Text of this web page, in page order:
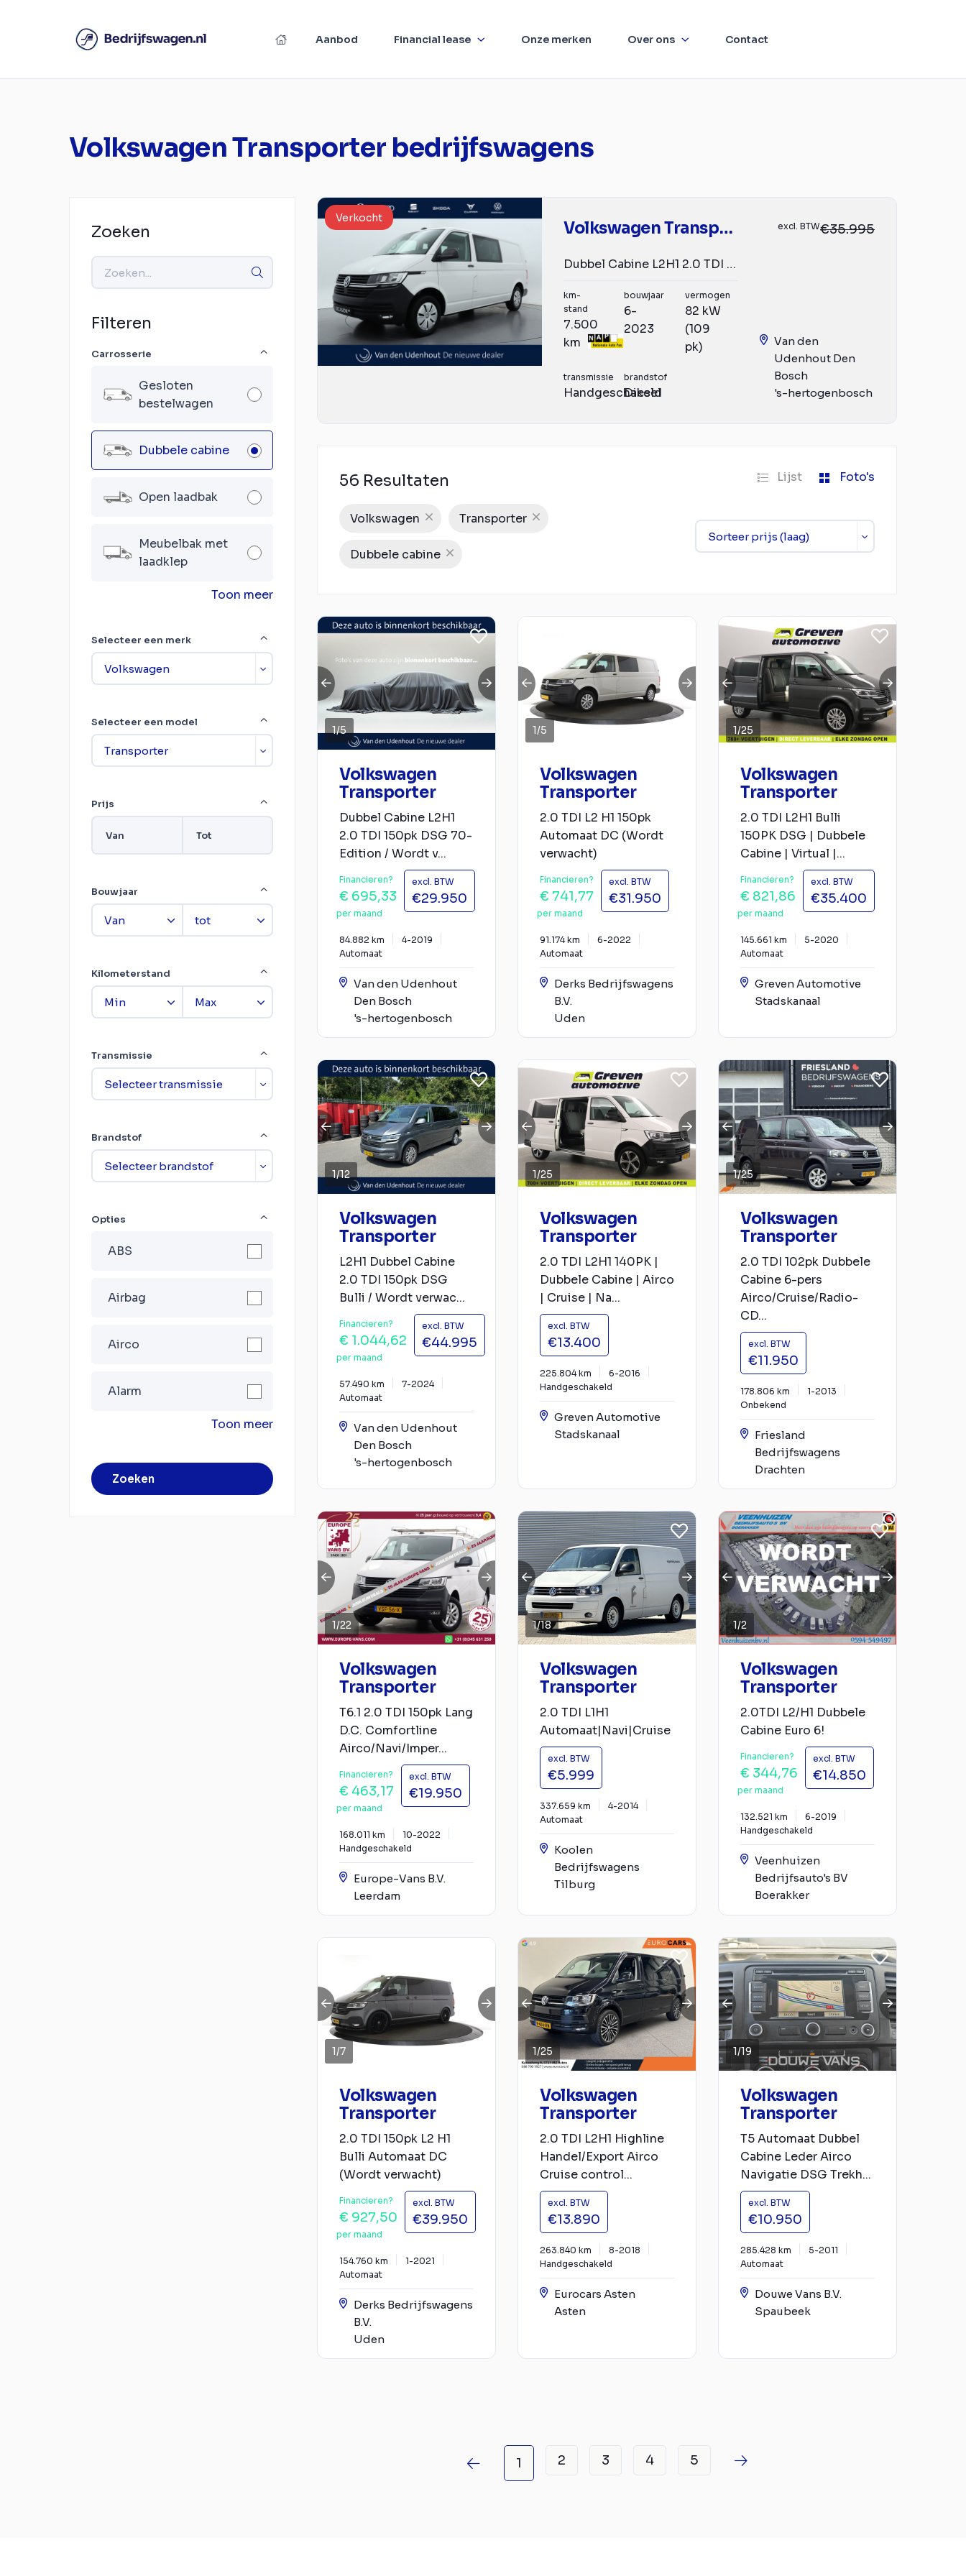
Aanbod Financial lease Onze merken Over ons Contact
Volkswagen Transporter bedrijfswagens
Zoeken
Filteren
Carrosserie
Gesloten
bestelwagen
Dubbele cabine
Open laadbak
Meubelbak met
laadklep
Toon meer
Selecteer een merk
Selecteer een model
Prijs
Van Tot
Bouwjaar
Kilometerstand
Transmissie
Brandstof
Opties
ABS
Airbag
Airco
Alarm
Toon meer
Zoeken
Verkocht
Volkswagen Transporter
Dubbel Cabine L2H1 2.0 TDI 110pk Comfortline /BPM-vrij
excl. BTW€35.995
km-
stand
7.500
km
bouwjaar
6-
2023
vermogen
82 kW
(109
pk)
transmissie
Handgeschakeld
brandstof
Diesel
Van den
Udenhout Den
Bosch
's-hertogenbosch
56 Resultaten Lijst Foto's
Volkswagen Transporter
Dubbele cabine
1/5
Volkswagen
Transporter
Dubbel Cabine L2H1
2.0 TDI 150pk DSG 70-
Edition / Wordt v...
Financieren?
€ 695,33
per maand
excl. BTW
€29.950
84.882 km
4-2019
Automaat
Van den Udenhout
Den Bosch
's-hertogenbosch
1/5
Volkswagen
Transporter
2.0 TDI L2 H1 150pk
Automaat DC (Wordt
verwacht)
Financieren?
€ 741,77
per maand
excl. BTW
€31.950
91.174 km
6-2022
Automaat
Derks Bedrijfswagens
B.V.
Uden
1/25
Volkswagen
Transporter
2.0 TDI L2H1 Bulli
150PK DSG | Dubbele
Cabine | Virtual |...
Financieren?
€ 821,86
per maand
excl. BTW
€35.400
145.661 km
5-2020
Automaat
Greven Automotive
Stadskanaal
1/12
Volkswagen
Transporter
L2H1 Dubbel Cabine
2.0 TDI 150pk DSG
Bulli / Wordt verwac...
Financieren?
€ 1.044,62
per maand
excl. BTW
€44.995
57.490 km
7-2024
Automaat
Van den Udenhout
Den Bosch
's-hertogenbosch
1/25
Volkswagen
Transporter
2.0 TDI L2H1 140PK |
Dubbele Cabine | Airco
| Cruise | Na...
excl. BTW
€13.400
225.804 km
6-2016
Handgeschakeld
Greven Automotive
Stadskanaal
1/25
Volkswagen
Transporter
2.0 TDI 102pk Dubbele
Cabine 6-pers
Airco/Cruise/Radio-
CD...
excl. BTW
€11.950
178.806 km
1-2013
Onbekend
Friesland
Bedrijfswagens
Drachten
1/22
Volkswagen
Transporter
T6.1 2.0 TDI 150pk Lang
D.C. Comfortline
Airco/Navi/Imper...
Financieren?
€ 463,17
per maand
excl. BTW
€19.950
168.011 km
10-2022
Handgeschakeld
Europe-Vans B.V.
Leerdam
1/18
Volkswagen
Transporter
2.0 TDI L1H1
Automaat|Navi|Cruise
excl. BTW
€5.999
337.659 km
4-2014
Automaat
Koolen
Bedrijfswagens
Tilburg
1/2
Volkswagen
Transporter
2.0TDI L2/H1 Dubbele
Cabine Euro 6!
Financieren?
€ 344,76
per maand
excl. BTW
€14.850
132.521 km
6-2019
Handgeschakeld
Veenhuizen
Bedrijfsauto's BV
Boerakker
1/7
Volkswagen
Transporter
2.0 TDI 150pk L2 H1
Bulli Automaat DC
(Wordt verwacht)
Financieren?
€ 927,50
per maand
excl. BTW
€39.950
154.760 km
1-2021
Automaat
Derks Bedrijfswagens
B.V.
Uden
1/25
Volkswagen
Transporter
2.0 TDI L2H1 Highline
Handel/Export Airco
Cruise control...
excl. BTW
€13.890
263.840 km
8-2018
Handgeschakeld
Eurocars Asten
Asten
1/19
Volkswagen
Transporter
T5 Automaat Dubbel
Cabine Leder Airco
Navigatie DSG Trekh...
excl. BTW
€10.950
285.428 km
5-2011
Automaat
Douwe Vans B.V.
Spaubeek
1 2 3 4 5